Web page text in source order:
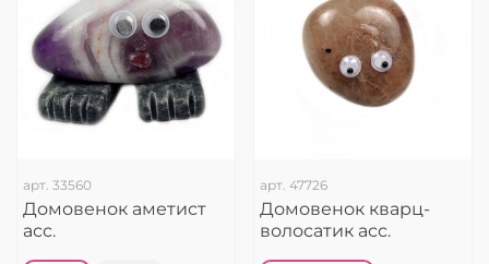
арт. 33560
Домовенок аметист
асс.
арт. 47726
Домовенок кварц-
волосатик асс.